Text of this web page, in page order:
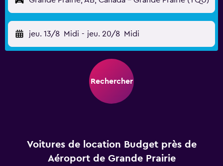
jeu. 13/8 Midi - jeu. 20/8 Midi
Rechercher
Voitures de location Budget près de
Aéroport de Grande Prairie